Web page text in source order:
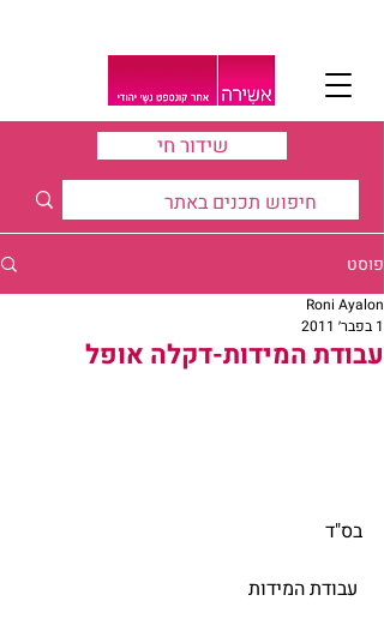
שידור חי
פוסט
עבודת המידות-דקלה אופל
Roni Ayalon
1 בפבר׳ 2011
בס"ד